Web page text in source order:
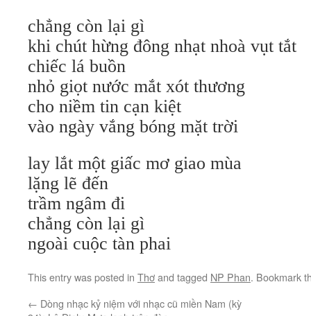
chẳng còn lại gì
khi chút hừng đông nhạt nhoà vụt tắt
chiếc lá buồn
nhỏ giọt nước mắt xót thương
cho niềm tin cạn kiệt
vào ngày vắng bóng mặt trời
lay lắt một giấc mơ giao mùa
lặng lẽ đến
trầm ngâm đi
chẳng còn lại gì
ngoài cuộc tàn phai
This entry was posted in Thơand tagged NP Phan. Bookmark
← Dòng nhạc kỷ niệm với nhạc cũ miền Nam (kỳ